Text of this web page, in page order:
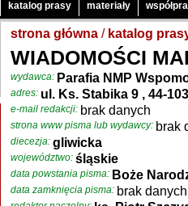
katalog prasy materiały
strona główna / katalog
WIADOMOŚCI
wydawca: Parafia NMP
adres: ul. Ks. Stabika 9 , 44-
e-mail redakcji: brak danych
strona www pisma lub wydawcy: brak
diecezja: gliwicka
województwo: śląskie
data powstania pisma: Boże
data zamknięcia pisma: brak danych